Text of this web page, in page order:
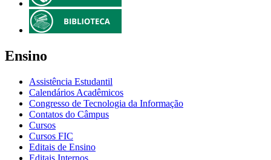
Ensino
Assistência Estudantil
Calendários Acadêmicos
Congresso de Tecnologia da Informação
Contatos do Câmpus
Cursos
Cursos FIC
Editais de Ensino